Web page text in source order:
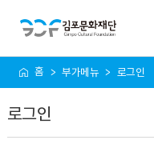
사
이
맵
홈 부가메뉴 로그인
로그인